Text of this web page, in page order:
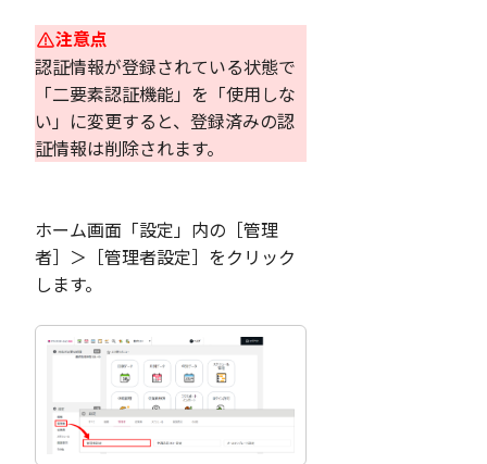
注意点
認証情報が登録されている状態で
「二要素認証機能」を「使用しな
い」に変更すると、登録済みの認
証情報は削除されます。
ホーム画面「設定」内の［管理
者］＞［管理者設定］をクリック
します。